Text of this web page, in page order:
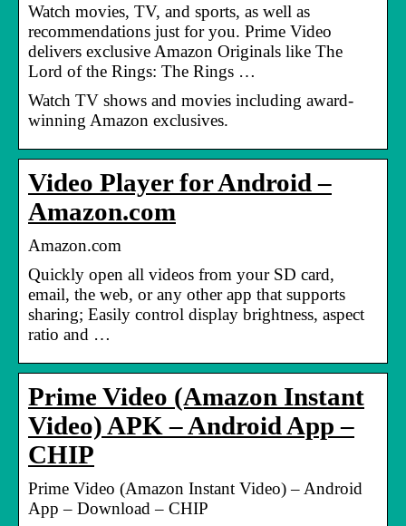
Watch movies, TV, and sports, as well as
recommendations just for you. Prime Video
delivers exclusive Amazon Originals like The
Lord of the Rings: The Rings …
Watch TV shows and movies including award-
winning Amazon exclusives.
Video Player for Android –
Amazon.com
Amazon.com
Quickly open all videos from your SD card,
email, the web, or any other app that supports
sharing; Easily control display brightness, aspect
ratio and …
Prime Video (Amazon Instant
Video) APK – Android App –
CHIP
Prime Video (Amazon Instant Video) – Android
App – Download – CHIP